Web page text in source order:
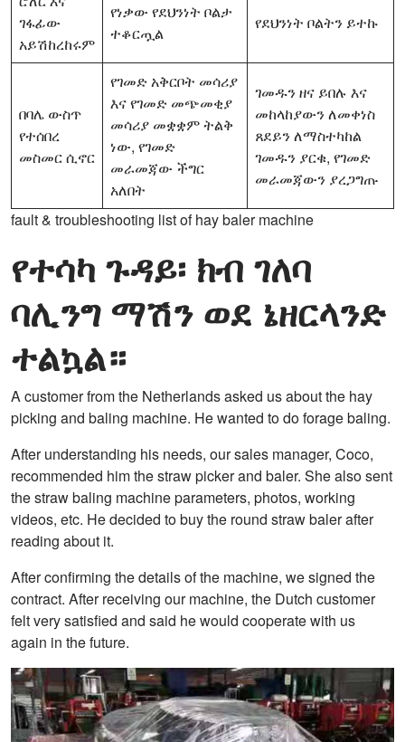
ገፋፊው
አይሽከረከሩም
የነቃው የደህንነት ቦልታ
ተቆርጧል
የደህንነት ቦልትን ይተኩ
በባሌ ውስጥ
የተሰበረ
መስመር ሲኖር
የገመድ አቅርቦት መሳሪያ
እና የገመድ መጭመቂያ
መሳሪያ መቋቋም ትልቅ
ነው, የገመድ
መራመጃው ችግር
አለበት
ገመዱን ዘና ይበሉ እና
መከላከያውን ለመቀነስ
ጸደይን ለማስተካከል
ገመዱን ያርቁ, የገመድ
መራመጃውን ያረጋግጡ
fault & troubleshooting list of hay baler machine
የተሳካ ጉዳይ፡ ክብ ገለባ
ባሊንግ ማሽን ወደ ኔዘርላንድ
ተልኳል።
A customer from the Netherlands asked us about the hay
picking and baling machine. He wanted to do forage baling.
After understanding his needs, our sales manager, Coco,
recommended him the straw picker and baler. She also sent
the straw baling machine parameters, photos, working
videos, etc. He decided to buy the round straw baler after
reading about it.
After confirming the details of the machine, we signed the
contract. After receiving our machine, the Dutch customer
felt very satisfied and said he would cooperate with us
again in the future.